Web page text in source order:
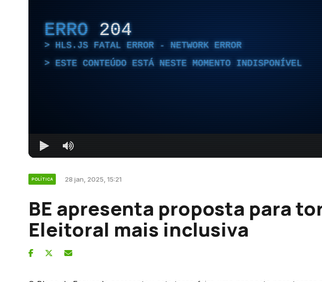
ERRO 204
HLS.JS FATAL ERROR - NETWORK ERROR
ESTE CONTEÚDO ESTÁ NESTE MOMENTO INDISPONÍVEL
POLÍTICA 28 jan, 2025, 15:21
BE apresenta proposta para
Eleitoral mais inclusiva